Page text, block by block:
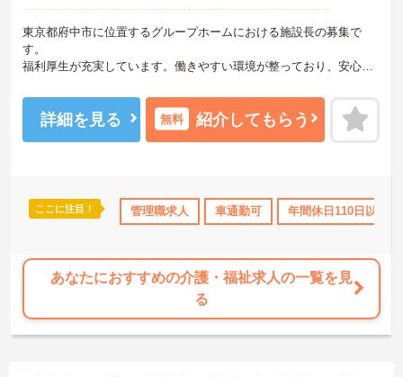
社会保険完備 交通費支給 退職金制度あり
東京都府中市に位置するグループホームにおける施設長の募集で
す。
福利厚生が充実しています。働きやすい環境が整っており、安心し
がきちんと評価される職場です。
ご興味のある方には、面接対策ポイントなど、さらに詳細をご案内
しますのでお気軽にご相談ください！
詳細を見る 無料 紹介してもらう
ここに注目！ 管理職求人 車通勤可 年間休日110日以上
あなたにおすすめの介護・福祉求人の一覧を見
る